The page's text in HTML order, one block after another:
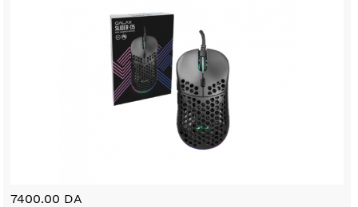
7400.00 DA